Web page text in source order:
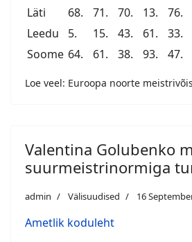
Läti
68. 71. 70. 13. 76.
Leedu
5. 15. 43. 61. 33.
Soome 64. 61. 38. 93. 47.
Loe veel: Euroopa noorte
Valentina Golubenko
suurmeistrinormiga
admin Välisuudised 16
Ametlik koduleht